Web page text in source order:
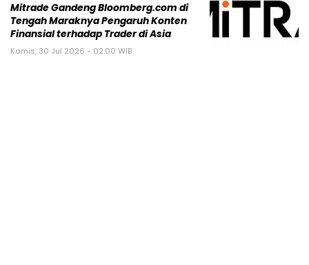
Mitrade Gandeng Bloomberg.com di
Tengah Maraknya Pengaruh Konten
Finansial terhadap Trader di Asia
Kamis, 30 Jul 2026 - 02:00 WIB